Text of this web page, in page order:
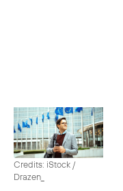
Credits: iStock /
Drazen_